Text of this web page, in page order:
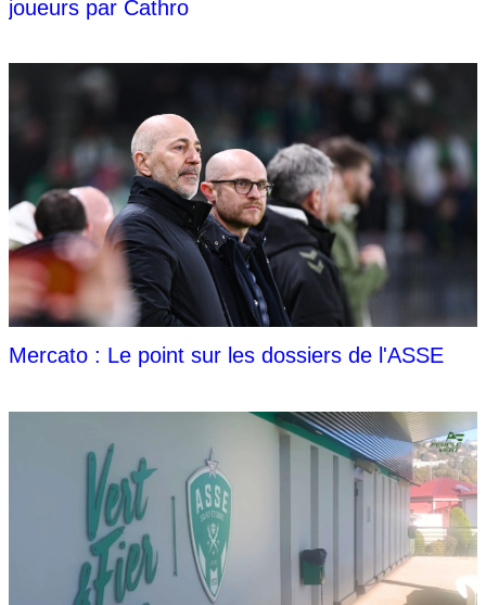
joueurs par Cathro
Mercato : Le point sur les dossiers de l'ASSE